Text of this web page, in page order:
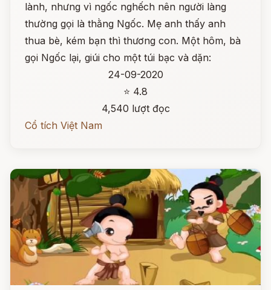
lành, nhưng vì ngốc nghếch nên người làng
thường gọi là thằng Ngốc. Mẹ anh thấy anh
thua bè, kém bạn thì thương con. Một hôm, bà
gọi Ngốc lại, giúi cho một túi bạc và dặn:
24-09-2020
⭐ 4.8
4,540 lượt đọc
Cổ tích Việt Nam